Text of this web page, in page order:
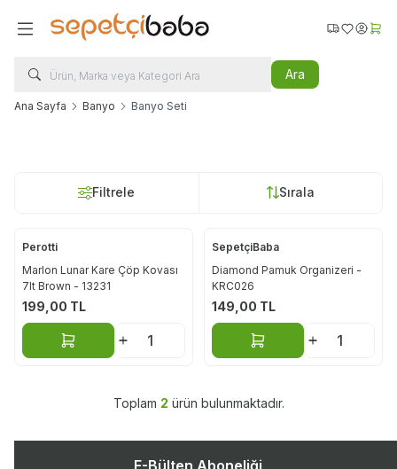
Ara
Favorilerim
Ana Sayfa Banyo Banyo Seti
Filtrele Sırala
Perotti
Marlon Lunar Kare Çöp Kovası
7lt Brown - 13231
199,00 TL
Sepete Ekle
SepetçiBaba
Diamond Pamuk Organizeri -
KRC026
149,00 TL
Sepete Ekle
Toplam 2 ürün bulunmaktadır.
E-Bülten Aboneliği